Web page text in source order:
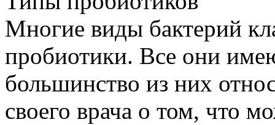
Многие виды бактерий
пробиотики. Все они
большинство из них
своего врача о том, что